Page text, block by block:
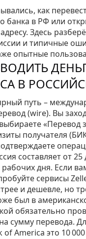
как
банка в РФ или
Здесь
и типичные
опытные
В
путь –
(wire). Вы
«Перевод
получателя
составляет от 25
рабочих дня. Если
сервисы
и дешевле, но
был в
обязательно
сумму перевода.
of America это 10